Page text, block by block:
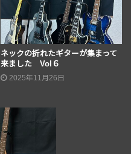
ネックの折れたギターが集まって
来ました Vol６
2025年11月26日